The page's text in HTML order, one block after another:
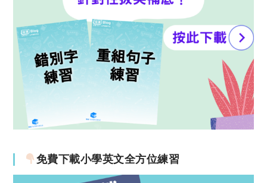
免費下載小學英文全方位練習